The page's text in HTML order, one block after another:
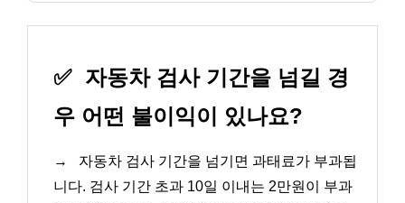
✅ 자동차 검사 기간을 넘길 경
우 어떤 불이익이 있나요?
→
자동차 검사 기간을 넘기면 과태료가 부과됩
니다. 검사 기간 초과 10일 이내는 2만원이 부과